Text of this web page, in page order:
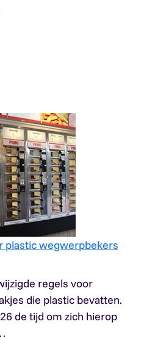
plastic wegwerpbekers
regels voor
die plastic bevatten.
de tijd om zich hierop